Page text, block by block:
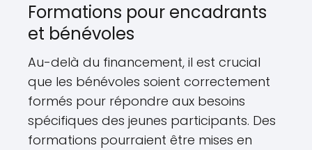
Formations pour encadrants
et bénévoles
Au-delà du financement, il est crucial
que les bénévoles soient correctement
formés pour répondre aux besoins
spécifiques des jeunes participants. Des
formations pourraient être mises en